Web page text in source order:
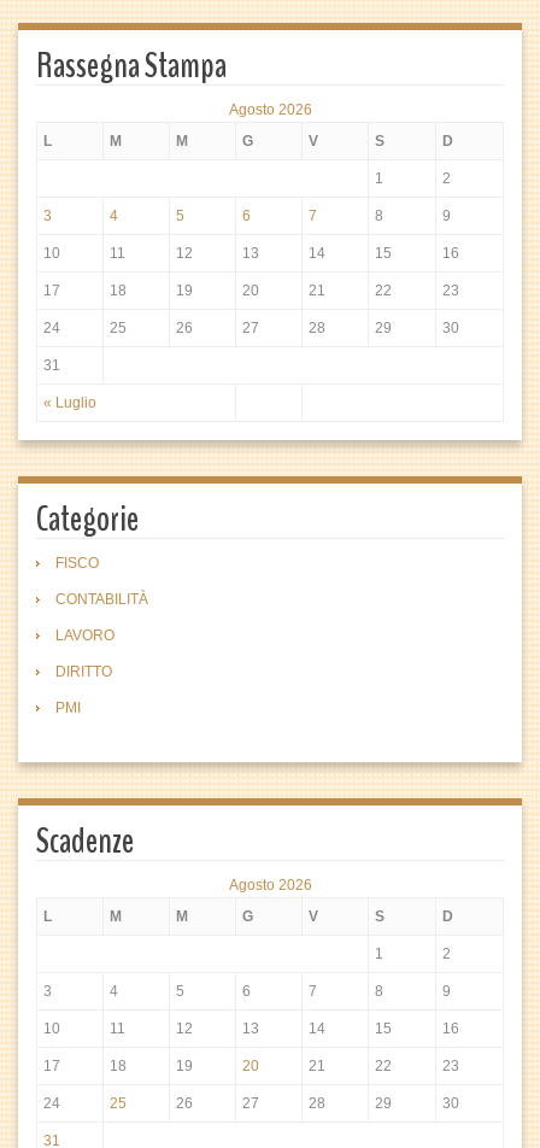
Rassegna Stampa
Agosto 2026
L
M M G V S D
« Luglio
1 2
3 4 5 6 7 8 9
10 11 12 13 14 15 16
17 18 19 20 21 22 23
24 25 26 27 28 29 30
31
Categorie
FISCO
CONTABILITÀ
LAVORO
DIRITTO
PMI
Scadenze
Agosto 2026
L
M M G V S D
1 2
3 4 5 6 7 8 9
10 11 12 13 14 15 16
17 18 19 20 21 22 23
24 25 26 27 28 29 30
31